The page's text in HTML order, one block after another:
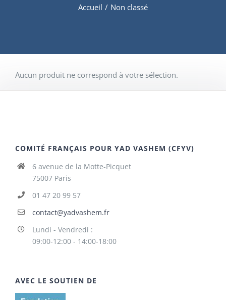
Accueil / Non classé
Aucun produit ne correspond à votre sélection.
COMITÉ FRANÇAIS POUR YAD VASHEM (CFYV)
6 avenue de la Motte-Picquet
75007 Paris
01 47 20 99 57
contact@yadvashem.fr
Lundi - Vendredi :
09:00-12:00 - 14:00-18:00
AVEC LE SOUTIEN DE